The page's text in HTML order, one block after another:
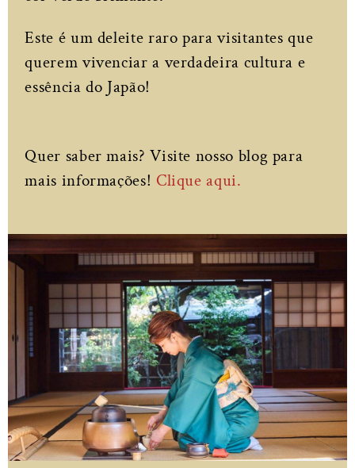
Este é um deleite raro para visitantes que
querem vivenciar a verdadeira cultura e
essência do Japão!
Quer saber mais? Visite nosso blog para
mais informações! Clique aqui.